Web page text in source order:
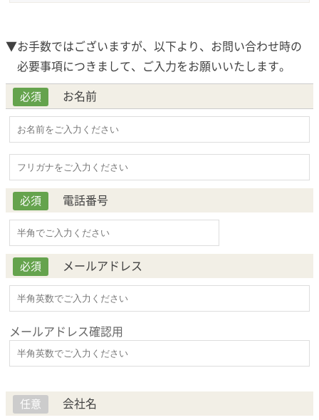
▼お手数ではございますが、以下より、お問い合わせ時の
必要事項につきまして、ご入力をお願いいたします。
必須 お名前
必須 電話番号
必須 メールアドレス
メールアドレス確認用
任意 会社名